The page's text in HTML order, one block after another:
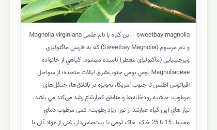
sweetbay magnolia - این گیاه با نام علمی Magnolia virginiana
و نام مرسوم (Sweetbay Magnolia) که به فارسي ماگنولیای
ویرجینیایی (ماگنولیای معطر) ناميده ميشود، گياهي از خانواده
Magnoliaceae بومي بومی جنوب‌شرق ایالات متحده؛ از سواحل
اقیانوس اطلس تا جنوب آمریکا، به‌ویژه در باتلاق‌ها، جنگل‌های
مرطوب، حاشیه رودخانه‌ها و مناطق کم‌ارتفاع رشد می‌کند مي باشد.
نياز هاي اين گياه عبارتند از نور: زیاد رطوبت: کمی مرطوب دماي
محيط: 15 تا 25 خاک: خاک لومی تا پیت‌ماس‌دار، غنی از مواد آلی با